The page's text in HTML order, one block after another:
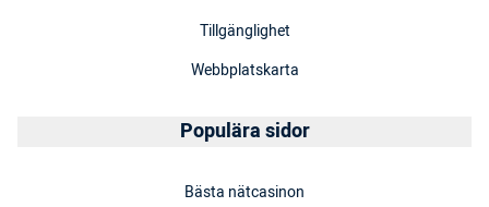
Tillgänglighet
Webbplatskarta
Populära sidor
Bästa nätcasinon